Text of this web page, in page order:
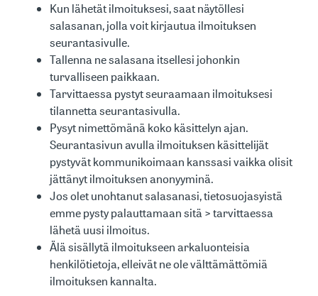
Kun lähetät ilmoituksesi, saat näytöllesi
salasanan, jolla voit kirjautua ilmoituksen
seurantasivulle.
Tallenna ne salasana itsellesi johonkin
turvalliseen paikkaan.
Tarvittaessa pystyt seuraamaan ilmoituksesi
tilannetta seurantasivulla.
Pysyt nimettömänä koko käsittelyn ajan.
Seurantasivun avulla ilmoituksen käsittelijät
pystyvät kommunikoimaan kanssasi vaikka olisit
jättänyt ilmoituksen anonyyminä.
Jos olet unohtanut salasanasi, tietosuojasyistä
emme pysty palauttamaan sitä > tarvittaessa
lähetä uusi ilmoitus.
Älä sisällytä ilmoitukseen arkaluonteisia
henkilötietoja, elleivät ne ole välttämättömiä
ilmoituksen kannalta.